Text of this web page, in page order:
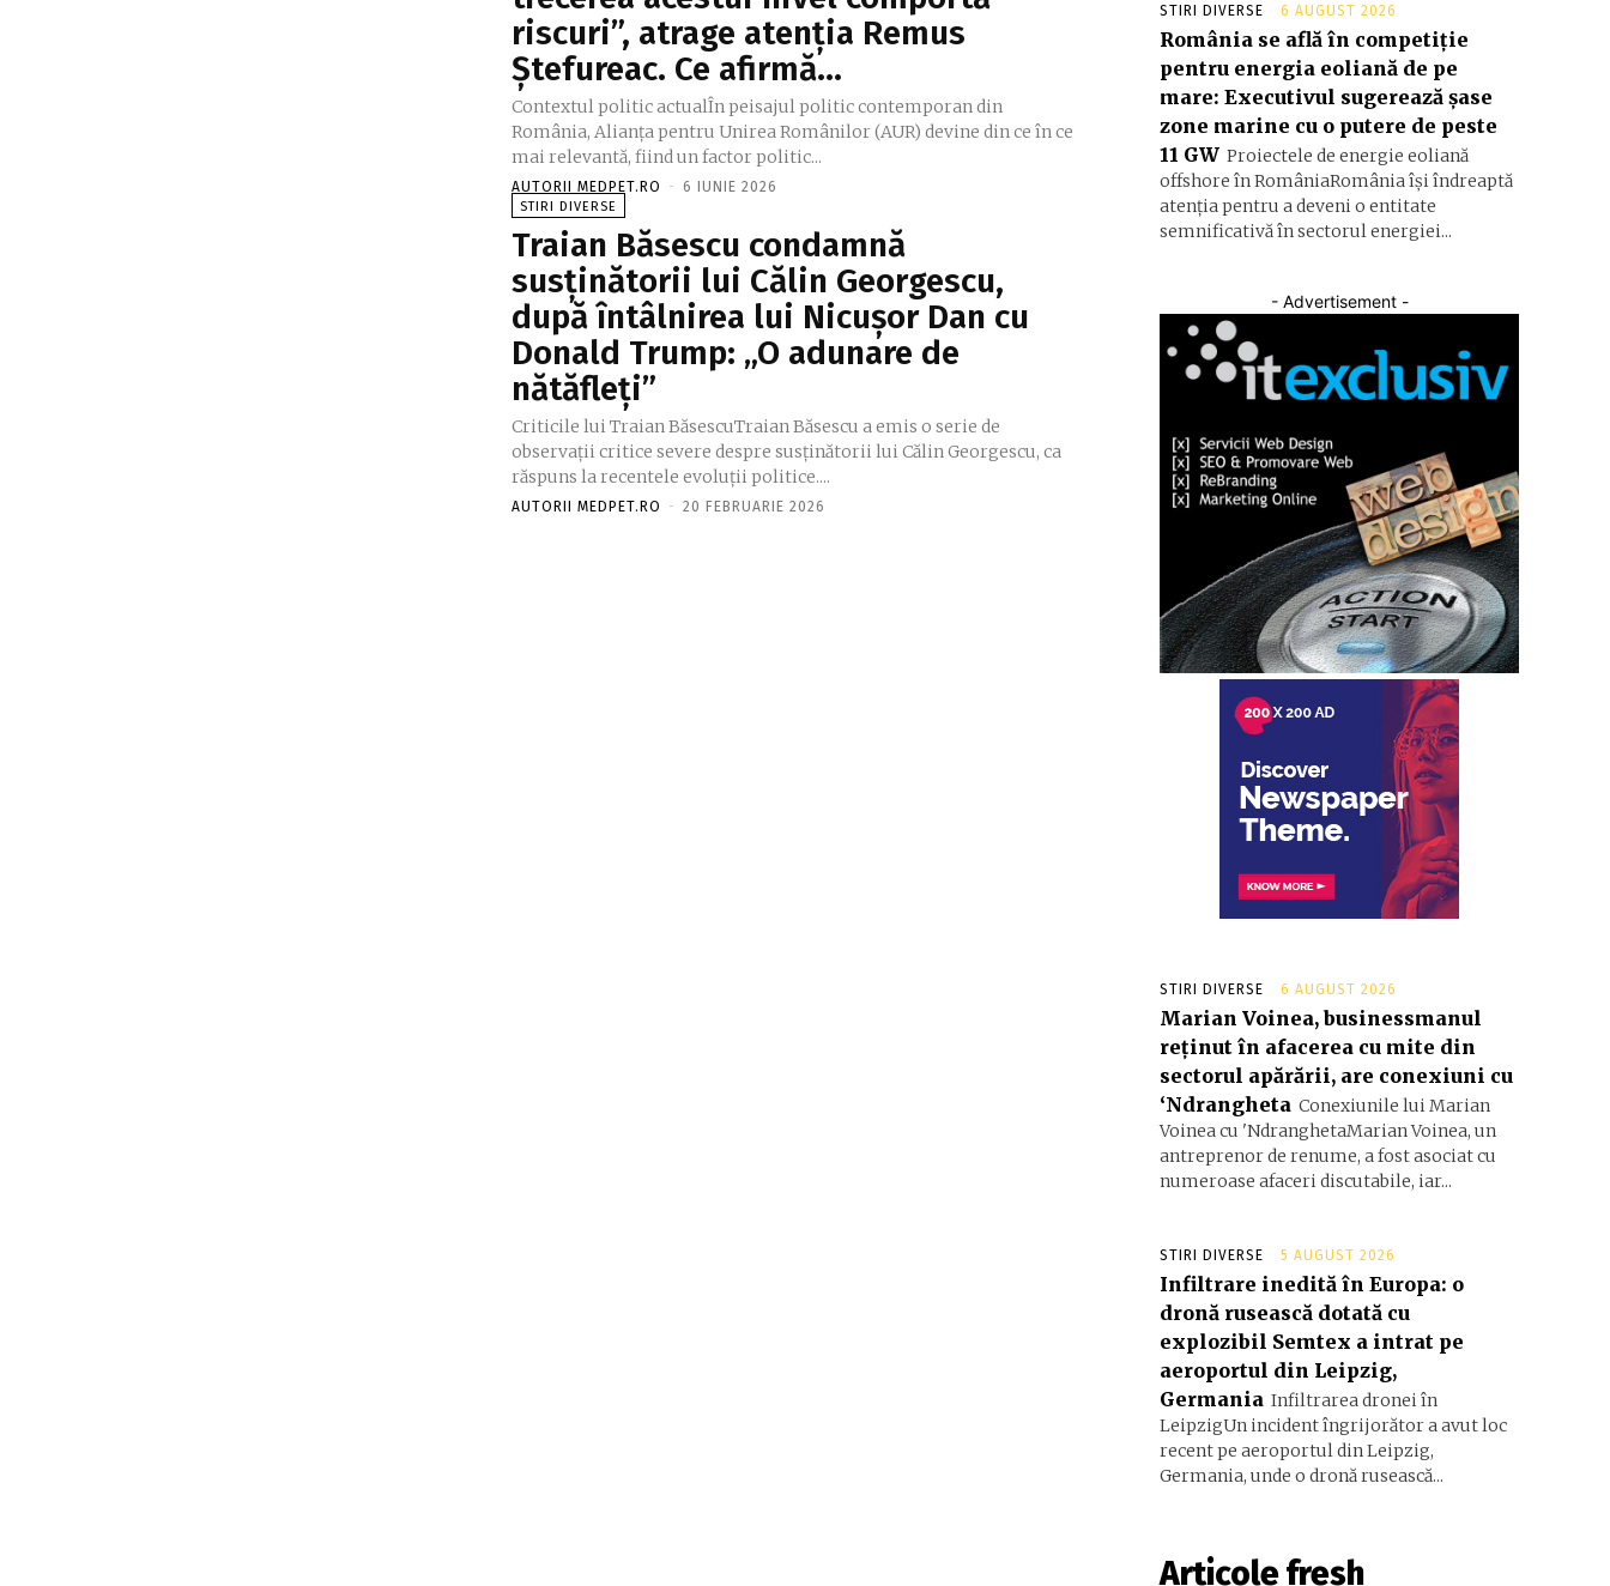
riscuri”, atrage atenția Remus
Ștefureac. Ce afirmă…
Contextul politic actualÎn peisajul politic contemporan din
România, Alianța pentru Unirea Românilor (AUR) devine din ce în ce
mai relevantă, fiind un factor politic...
AUTORII MEDPET.RO - 6 IUNIE 2026
STIRI DIVERSE
Traian Băsescu condamnă
susținătorii lui Călin Georgescu,
după întâlnirea lui Nicușor Dan cu
Donald Trump: „O adunare de
nătăfleți”
Criticile lui Traian BăsescuTraian Băsescu a emis o serie de
observații critice severe despre susținătorii lui Călin Georgescu, ca
răspuns la recentele evoluții politice....
AUTORII MEDPET.RO - 20 FEBRUARIE 2026
STIRI DIVERSE 6 AUGUST 2026
România se află în competiție
pentru energia eoliană de pe
mare: Executivul sugerează șase
zone marine cu o putere de peste
11 GW Proiectele de energie eoliană
offshore în RomâniaRomânia își îndreaptă
atenția pentru a deveni o entitate
semnificativă în sectorul energiei...
- Advertisement -
STIRI DIVERSE 6 AUGUST 2026
Marian Voinea, businessmanul
reținut în afacerea cu mite din
sectorul apărării, are conexiuni cu
‘Ndrangheta Conexiunile lui Marian
Voinea cu 'NdranghetaMarian Voinea, un
antreprenor de renume, a fost asociat cu
numeroase afaceri discutabile, iar...
STIRI DIVERSE 5 AUGUST 2026
Infiltrare inedită în Europa: o
dronă rusească dotată cu
explozibil Semtex a intrat pe
aeroportul din Leipzig,
Germania Infiltrarea dronei în
LeipzigUn incident îngrijorător a avut loc
recent pe aeroportul din Leipzig,
Germania, unde o dronă rusească...
Articole fresh